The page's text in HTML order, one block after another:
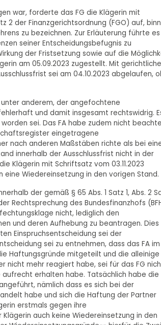
war, forderte das FG die Klägerin mit
2 der Finanzgerichtsordnung (FGO) auf,
zu bezeichnen. Zur Erläuterung führte es
seiner Entscheidungsbefugnis zu
der Fristsetzung sowie auf die
am 05.09.2023 zugestellt. Mit
sei am 04.10.2023 abgelaufen,
unter anderem, der angefochtene
und damit insgesamt rechtswidrig.
sei. Das FA habe zudem nicht
eingetragene
nach anderen Maßstäben richte als bei
innerhalb der Ausschlussfrist nicht in der
Klägerin mit Schriftsatz vom 03.11.2023
Wiedereinsetzung in den vorigen Stand.
der gemäß § 65 Abs. 1 Satz 1, Abs. 2
Rechtsprechung des Bundesfinanzhofs
nicht, lediglich den
und deren Aufhebung zu beantragen. Dies
Einspruchsentscheidung sei der
sei zu entnehmen, dass das FA im
Haftungsgründe mitgeteilt und die alleinige
nicht mehr reagiert habe, sei für das FG
aufrecht erhalten habe. Tatsächlich habe die
nämlich dass es sich bei der
habe und sich die Haftung der Partner
erstmals gegen ihre
auch keine Wiedereinsetzung in den